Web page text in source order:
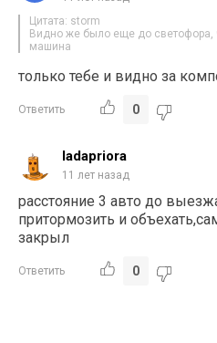
Цитата: storm
Видно же было еще до светофора,
машина
только тебе и видно за
Ответить 0
ladapriora
11 лет назад
расстояние 3 авто до
притормозить и
закрыл
Ответить 0